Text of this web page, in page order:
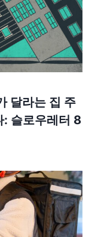
달라는 집 주
: 슬로우레터 8